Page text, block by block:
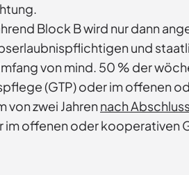
Block B wird nur dann
und
von mind. 50 % der
(GTP) oder im offenen
von zwei Jahrennach
im offenen oder kooperativen